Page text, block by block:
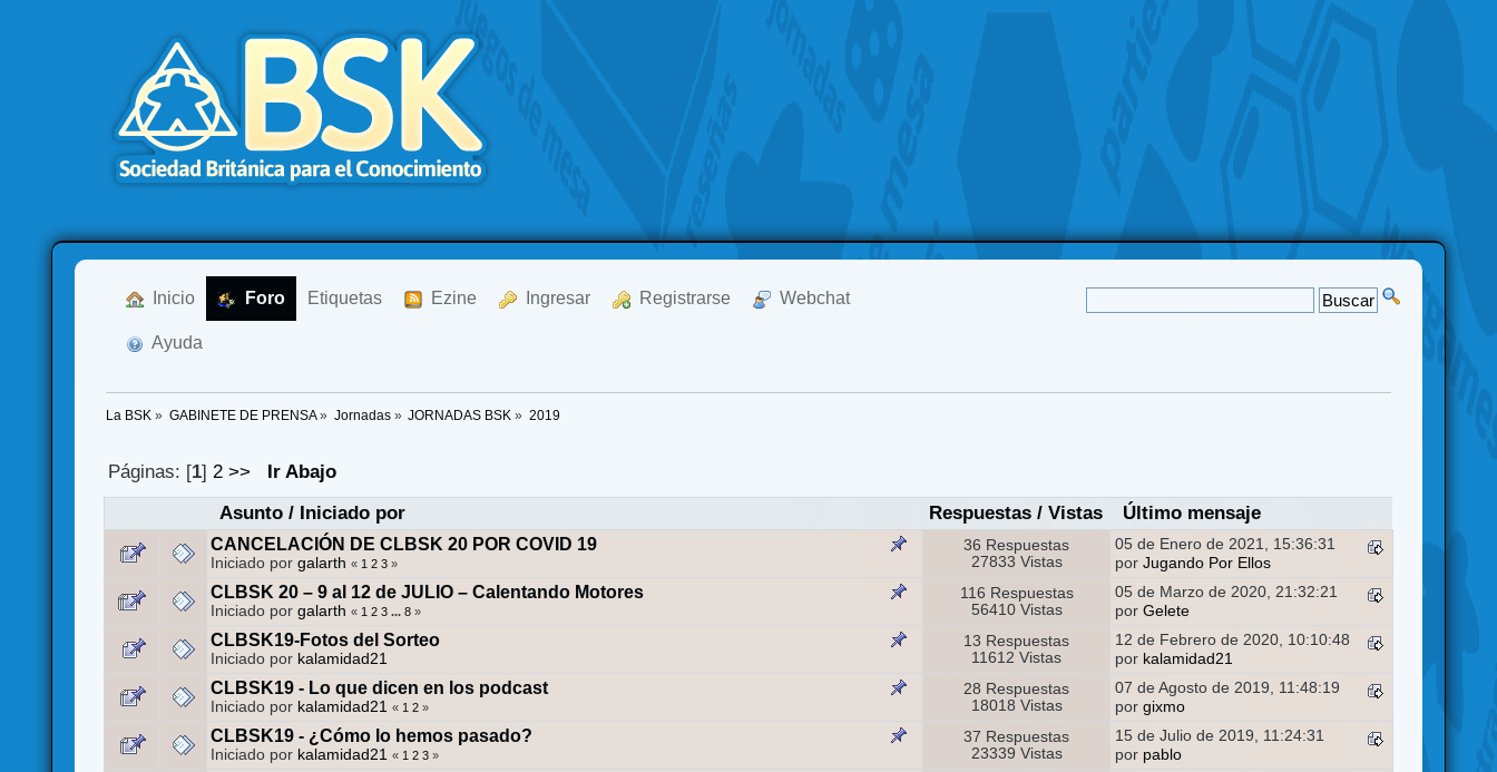
Inicio Foro Etiquetas Ezine Ingresar Registrarse Webchat
Ayuda
La BSK » GABINETE DE PRENSA» Jornadas» JORNADAS BSK » 2019
Páginas: [1] 2 >>
Ir Abajo
Asunto/ Iniciado por Respuestas /Vistas Último mensaje
CANCELACIÓN DE CLBSK 20 POR COVID 19
Iniciado porgalarth « 1 2 3 »
36 Respuestas
27833 Vistas
05 de Enero de 2021, 15:36:31
porJugando Por Ellos
CLBSK 20 – 9 al 12 de JULIO – Calentando Motores
Iniciado porgalarth « 1 2 3 ...8 »
116 Respuestas
56410 Vistas
05 de Marzo de 2020, 21:32:21
porGelete
CLBSK19-Fotos del Sorteo
Iniciado por kalamidad21
13 Respuestas
11612 Vistas
12 de Febrero de 2020, 10:10:48
por kalamidad21
CLBSK19 - Lo que dicen en los podcast
Iniciado por kalamidad21 « 1 2 »
28 Respuestas
18018 Vistas
07 de Agosto de 2019, 11:48:19
porgixmo
CLBSK19 - ¿Cómo lo hemos pasado?
Iniciado por kalamidad21 « 1 2 3 »
37 Respuestas
23339 Vistas
15 de Julio de 2019, 11:24:31
por pablo